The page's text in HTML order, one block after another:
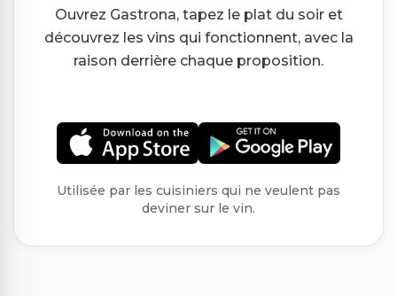
Ouvrez Gastrona, tapez le plat du soir et
découvrez les vins qui fonctionnent, avec la
raison derrière chaque proposition.
Utilisée par les cuisiniers qui ne veulent pas
deviner sur le vin.